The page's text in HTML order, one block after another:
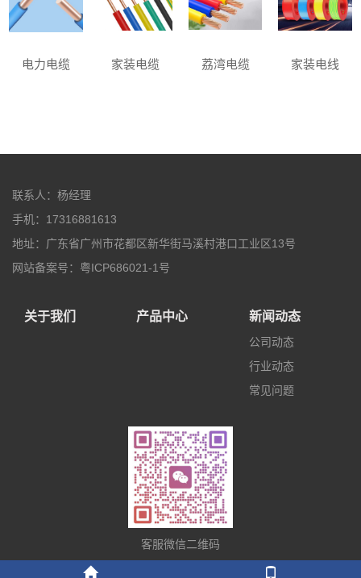
电力电缆 家装电缆 荔湾电缆 家装电线
联系人：杨经理
手机：17316881613
地址：广东省广州市花都区新华街马溪村港口工业区13号
网站备案号：粤ICP686021-1号
关于我们 产品中心 新闻动态
公司动态
行业动态
常见问题
客服微信二维码